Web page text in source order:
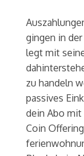
gingen in
legt mit
zu handeln
passives
dein Abo
Coin